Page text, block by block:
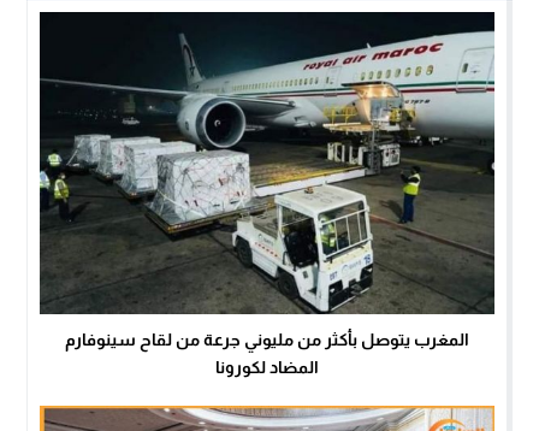
المغرب يتوصل بأكثر من مليوني جرعة من لقاح سينوفارم
المضاد لكورونا